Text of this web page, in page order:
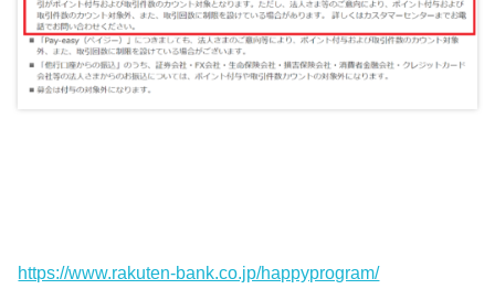
https://www.rakuten-bank.co.jp/happyprogram/